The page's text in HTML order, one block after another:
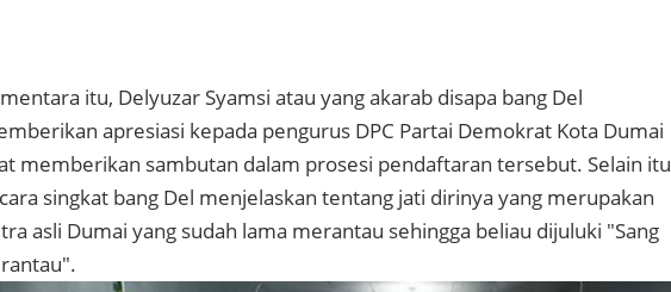
itu, Delyuzar Syamsi atau yang akarab disapa bang Del
apresiasi kepada pengurus DPC Partai Demokrat Kota Dumai
memberikan sambutan dalam prosesi pendaftaran tersebut. Selain itu
singkat bang Del menjelaskan tentang jati dirinya yang merupakan
asli Dumai yang sudah lama merantau sehingga beliau dijuluki "Sang